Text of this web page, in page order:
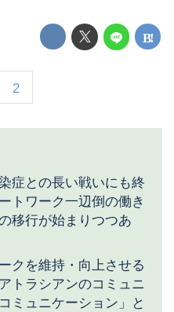
2
症との長い戦いにも終
トワーク一辺倒の働き
移行が始まりつつあ
クを維持・向上させる
トラシアンのコミュニ
ミュニケーション」と